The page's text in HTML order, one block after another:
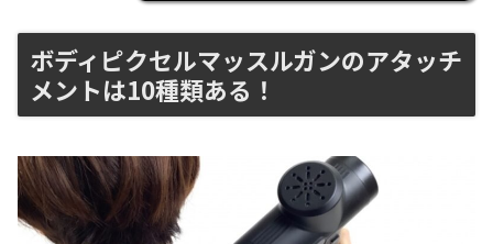
ボディピクセルマッスルガンのアタッチ
メントは10種類ある！